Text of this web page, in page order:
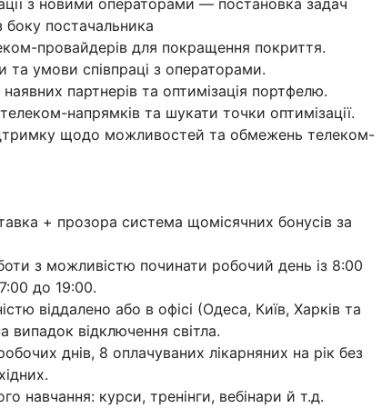
з новими операторами — постановка задач
боку постачальника
провайдерів для покращення покриття.
умови співпраці з операторами.
партнерів та оптимізація портфелю.
напрямків та шукати точки оптимізації.
щодо можливостей та обмежень телеком-
+ прозора система щомісячних бонусів за
з можливістю починати робочий день із 8:00
до 19:00.
віддалено або в офісі (Одеса, Київ, Харків та
випадок відключення світла.
днів, 8 оплачуваних лікарняних на рік без
навчання: курси, тренінги, вебінари й т.д.